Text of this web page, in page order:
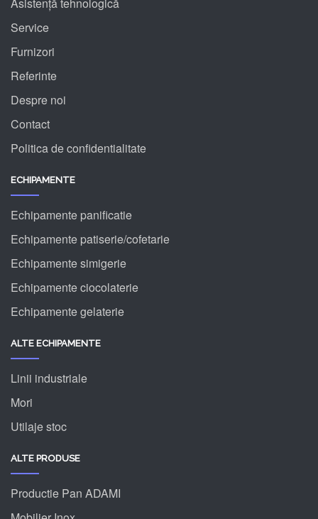
Asistență tehnologică
Service
Furnizori
Referinte
Despre noi
Contact
Politica de confidentialitate
ECHIPAMENTE
Echipamente panificatie
Echipamente patiserie/cofetarie
Echipamente simigerie
Echipamente ciocolaterie
Echipamente gelaterie
ALTE ECHIPAMENTE
Linii industriale
Mori
Utilaje stoc
ALTE PRODUSE
Productie Pan ADAMI